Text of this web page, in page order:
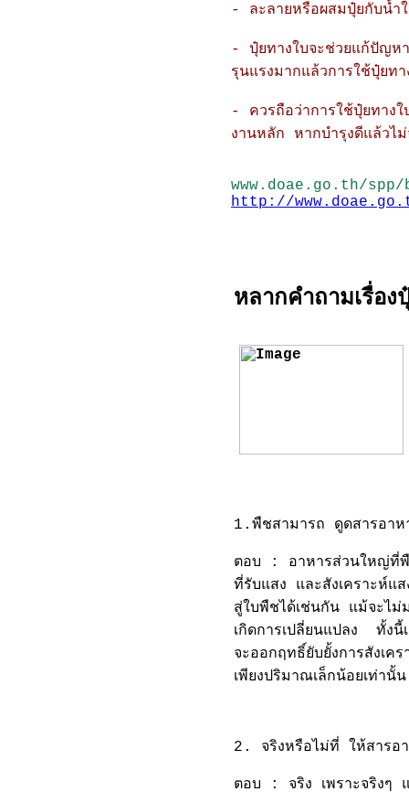
- ละลายหรือผสมปุ๋ยกับน้ำ
- ปุ๋ยทางใบจะช่วยแก้ปัญห
รุนแรงมากแล้วการใช้ปุ๋ยทา
- ควรถือว่าการใช้ปุ๋ยทางใ
งานหลัก หากบำรุงดีแล้วไม่
www.doae.go.th/
http://
หลากคำถามเรื่อง
1.พืชสามารถ ดูดสารอาห
ตอบ : อาหารส่วนใหญ่ที่พื
ที่รับแสง และสังเคราะห์แ
สู่ใบพืชได้เช่นกัน แม้จะไม่
เกิดการเปลี่ยนแปลง ทั้งนี้
จะออกฤทธิ์ยับยั้งการสังเ
เพียงปริมาณเล็กน้อยเท่านั้น
2. จริงหรือไม่ที่ ให้สารอา
ตอบ : จริง เพราะจริงๆ